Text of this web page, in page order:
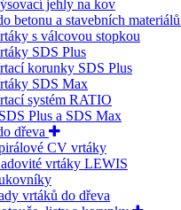
jehly na kov
betonu a stavebních materiálů
s válcovou stopkou
SDS Plus
korunky SDS Plus
SDS Max
systém RATIO
Plus a SDS Max
dřeva
CV vrtáky
vrtáky LEWIS
vrtáků do dřeva